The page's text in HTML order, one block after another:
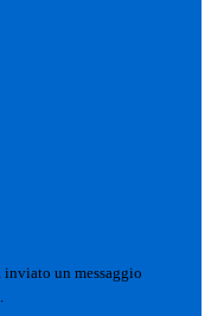
inviato un messaggio